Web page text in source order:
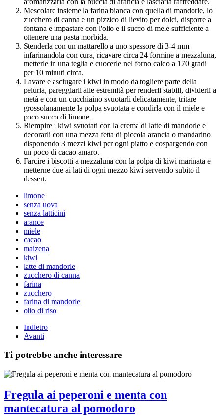
Mescolare insieme la farina bianca con quella di mandorle, lo
zucchero di canna e un pizzico di lievito per dolci, disporre a
fontana e impastare con l'olio e il succo di mele sufficiente a
ottenere una pasta morbida.
Stenderla con un mattarello a uno spessore di 3-4 mm
infarinandola con cura, ricavare circa 24 formine a mezzaluna,
metterle in una teglia e cuocerle nel forno caldo a 170 gradi
per 10 minuti circa.
Lavare e asciugare i kiwi in modo da togliere parte della
peluria, pareggiarli alle estremità per renderli stabili, dividerli a
metà e con un cucchiaino svuotarli delicatamente, tritare
grossolanamente la polpa svuotata e condirla con il miele e
poco succo di limone.
Riempire i kiwi svuotati con la crema di latte di mandorle e
decorarli con una mezza fetta di piccola arancia o mandarino
disponendo 3 mezzi kiwi per ogni piatto e cospargendo con
un poco di cacao amaro.
Farcire i biscotti a mezzaluna con la polpa di kiwi marinata e
metterne due ai lati di ogni mezzo kiwi servendo subito il
dessert.
limone
senza uova
senza latticini
arance
miele
cacao
maizena
kiwi
latte di mandorle
zucchero di canna
farina
zucchero
farina di mandorle
olio di riso
Indietro
Avanti
Ti potrebbe anche interessare
Fregula ai peperoni e menta con
mantecatura al pomodoro